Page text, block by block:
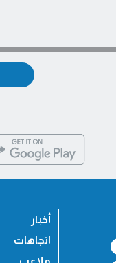
أخبار
اتجاهات
ملاعب